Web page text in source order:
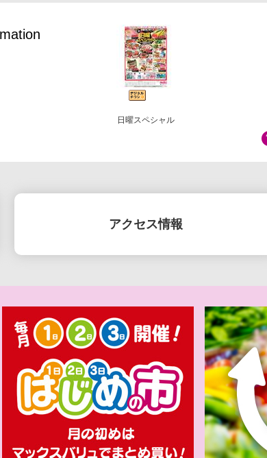
日曜スペシャル
お盆準備
【iAEONアプリ】イオンのなつ
やすみガッチャ！
アクセス情報